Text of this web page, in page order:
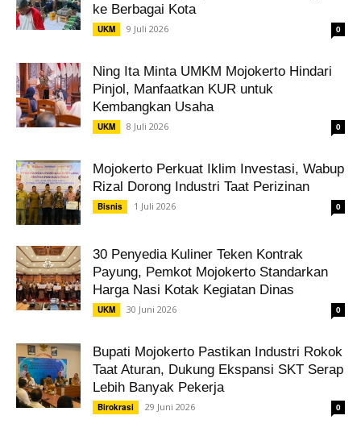
ke Berbagai Kota
UKM 9 Juli 2026 0
Ning Ita Minta UMKM Mojokerto Hindari
Pinjol, Manfaatkan KUR untuk
Kembangkan Usaha
UKM 8 Juli 2026 0
Mojokerto Perkuat Iklim Investasi, Wabup
Rizal Dorong Industri Taat Perizinan
Bisnis 1 Juli 2026 0
30 Penyedia Kuliner Teken Kontrak
Payung, Pemkot Mojokerto Standarkan
Harga Nasi Kotak Kegiatan Dinas
UKM 30 Juni 2026 0
Bupati Mojokerto Pastikan Industri Rokok
Taat Aturan, Dukung Ekspansi SKT Serap
Lebih Banyak Pekerja
Birokrasi 29 Juni 2026 0